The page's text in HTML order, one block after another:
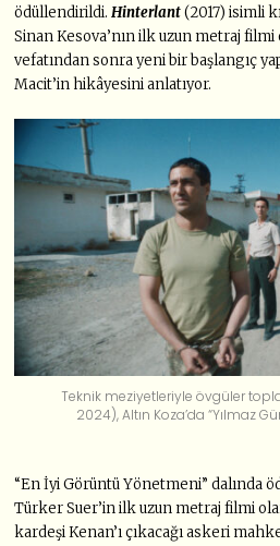
ödüllendirildi.Hinterlant(2017) isimli
Sinan Kesova’nın ilk uzun metraj
vefatından sonra yeni bir başlangıç
Macit’in hikâyesini anlatıyor.
Teknik meziyetleriyle övgüler
2024), Altın Koza’da “Yılmaz
“En İyi Görüntü Yönetmeni” dalında
Türker Suer’in ilk uzun metraj filmi
kardeşi Kenan’ı çıkacağı askeri